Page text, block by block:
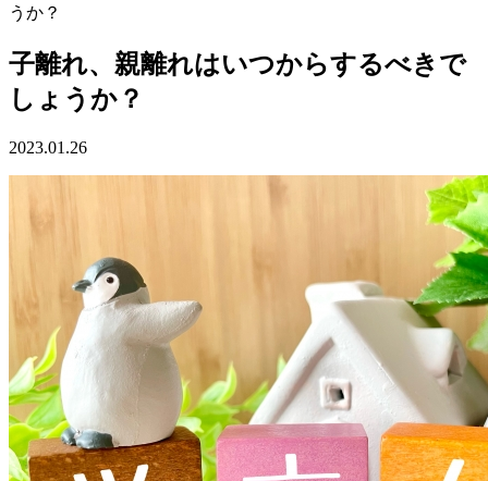
うか？
子離れ、親離れはいつからするべきで
しょうか？
2023.01.26